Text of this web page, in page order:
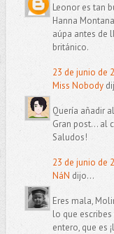
Leonor es tan
Hanna
aúpa antes de
británico.
23 de junio de
Miss Nobody
Quería añadir
Gran post... al
Saludos!
23 de junio de
NáN dijo...
Eres mala,
lo que
entero, que es